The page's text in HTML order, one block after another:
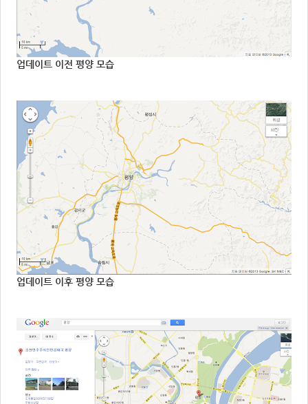
업데이트 이전 평양 모습
업데이트 이후 평양 모습